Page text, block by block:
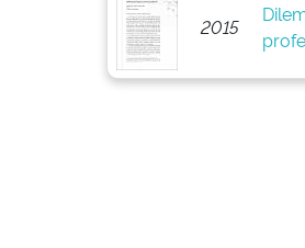
2015